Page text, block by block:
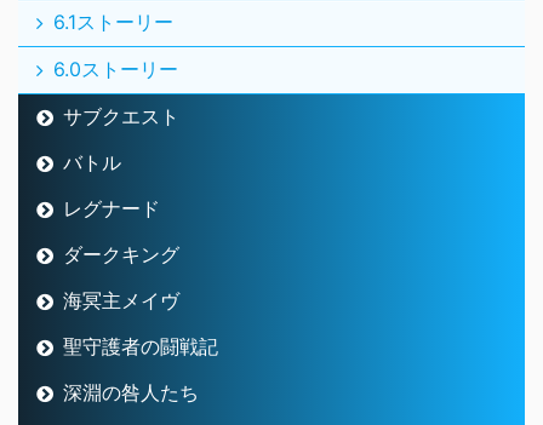
6.1ストーリー
6.0ストーリー
サブクエスト
バトル
レグナード
ダークキング
海冥主メイヴ
聖守護者の闘戦記
深淵の咎人たち